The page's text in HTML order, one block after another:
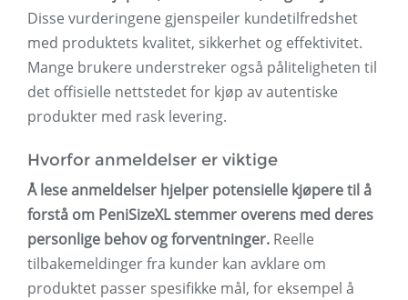
Disse vurderingene gjenspeiler kundetilfredshet
med produktets kvalitet, sikkerhet og effektivitet.
Mange brukere understreker også påliteligheten til
det offisielle nettstedet for kjøp av autentiske
produkter med rask levering.
Hvorfor anmeldelser er viktige
Å lese anmeldelser hjelper potensielle kjøpere til å
forstå om PeniSizeXL stemmer overens med deres
personlige behov og forventninger. Reelle
tilbakemeldinger fra kunder kan avklare om
produktet passer spesifikke mål, for eksempel å